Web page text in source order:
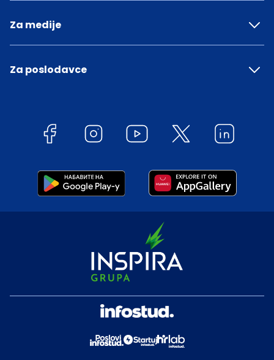
Za medije
Za poslodavce